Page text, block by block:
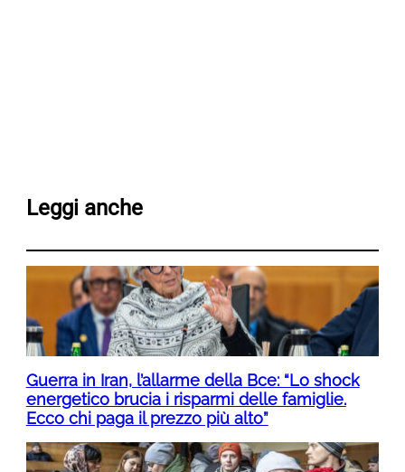
Leggi anche
Guerra in Iran, l’allarme della Bce: “Lo shock
energetico brucia i risparmi delle famiglie.
Ecco chi paga il prezzo più alto”